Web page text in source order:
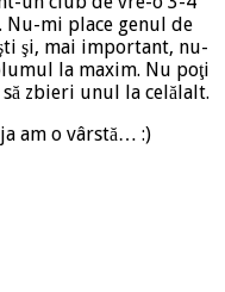
Nu-mi place genul de
şi, mai important, nu-
la maxim. Nu poţi
zbieri unul la celălalt.
am o vârstă… :)